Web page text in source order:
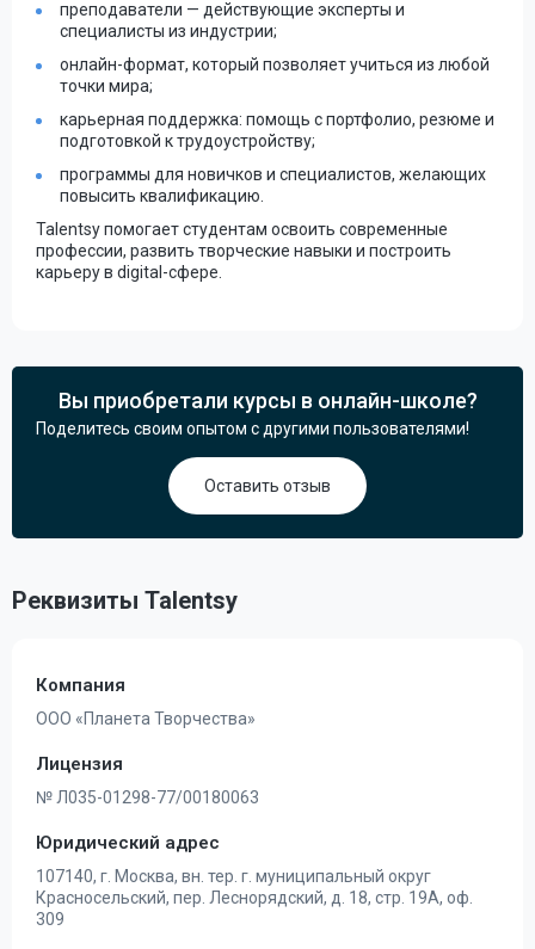
преподаватели — действующие эксперты и
специалисты из индустрии;
онлайн-формат, который позволяет учиться из любой
точки мира;
карьерная поддержка: помощь с портфолио, резюме и
подготовкой к трудоустройству;
программы для новичков и специалистов, желающих
повысить квалификацию.
Talentsy помогает студентам освоить современные
профессии, развить творческие навыки и построить
карьеру в digital-сфере.
Вы приобретали курсы в онлайн-школе?
Поделитесь своим опытом с другими пользователями!
Оставить отзыв
Реквизиты Talentsy
Компания
ООО «Планета Творчества»
Лицензия
№ Л035-01298-77/00180063
Юридический адрес
107140, г. Москва, вн. тер. г. муниципальный округ
Красносельский, пер. Леснорядский, д. 18, стр. 19А, оф.
309